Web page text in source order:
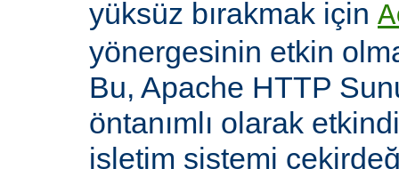
yüksüz bırakmak için
yönergesinin etkin
Bu, Apache HTTP
öntanımlı olarak
işletim sistemi